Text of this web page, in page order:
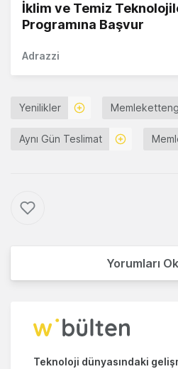
İklim ve Temiz
Programına Başvur
Adrazzi
Yenilikler
Aynı Gün Teslimat
Yorumları
Teknoloji dünyasındaki